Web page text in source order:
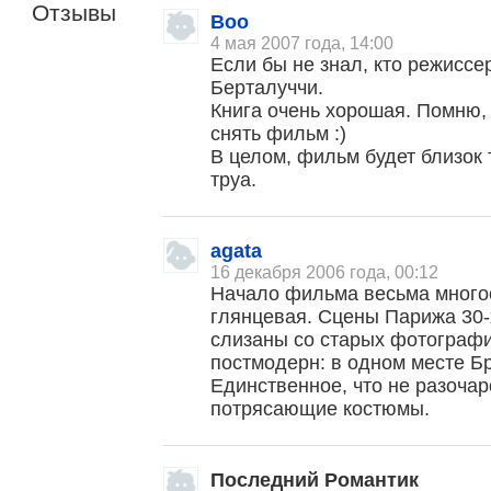
Отзывы Boo
4 мая 2007 года, 14:00
Если бы не знал, кто
Берталуччи.
Книга очень хорошая. Помню,
снять фильм :)
В целом, фильм будет
труа.
agata
16 декабря 2006 года, 00:12
Начало фильма весьма
глянцевая. Сцены Парижа 30-
слизаны со старых
постмодерн: в одном месте
Единственное, что не
потрясающие костюмы.
Последний Романтик